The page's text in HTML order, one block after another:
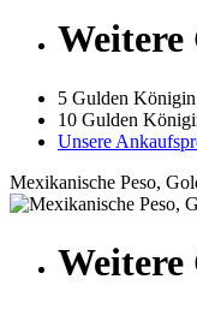
Weitere
5 Gulden
10 Gulden
Unsere
Mexikanische Peso,
Weitere